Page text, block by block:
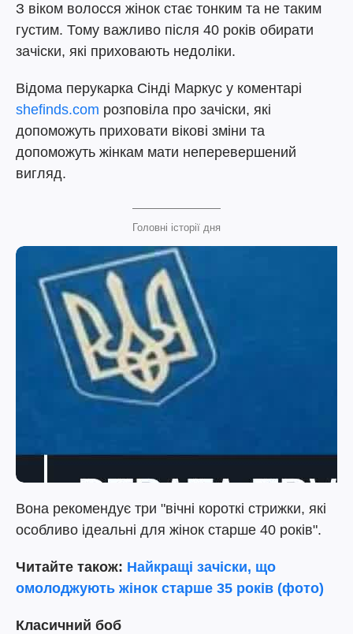
З віком волосся жінок стає тонким та не таким
густим. Тому важливо після 40 років обирати
зачіски, які приховають недоліки.
Відома перукарка Сінді Маркус у коментарі
shefinds.com розповіла про зачіски, які
допоможуть приховати вікові зміни та
допоможуть жінкам мати неперевершений
вигляд.
Головні історії дня
Вона рекомендує три "вічні короткі стрижки, які
особливо ідеальні для жінок старше 40 років".
Читайте також: Найкращі зачіски, що
омолоджують жінок старше 35 років (фото)
Класичний боб